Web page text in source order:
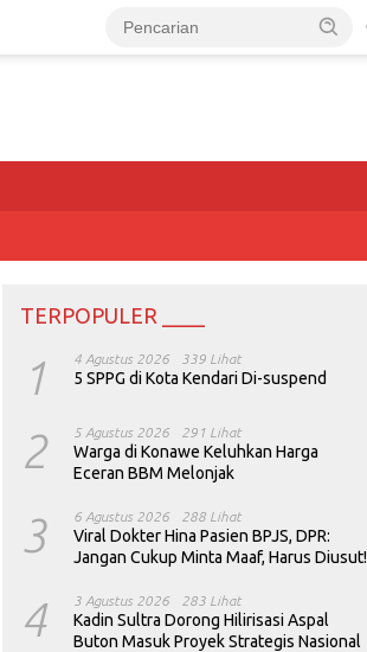
TERPOPULER ____
1 4 Agustus 2026 339 Lihat
5 SPPG di Kota Kendari Di-suspend
2 5 Agustus 2026 291 Lihat
Warga di Konawe Keluhkan Harga
Eceran BBM Melonjak
3 6 Agustus 2026 288 Lihat
Viral Dokter Hina Pasien BPJS, DPR:
Jangan Cukup Minta Maaf, Harus Diusut!
4 3 Agustus 2026 283 Lihat
Kadin Sultra Dorong Hilirisasi Aspal
Buton Masuk Proyek Strategis Nasional